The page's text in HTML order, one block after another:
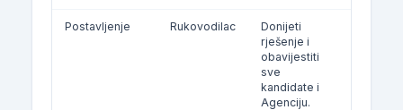
Postavljenje Rukovodilac
Donijeti
rješenje i
obavijestiti
sve
kandidate i
Agenciju.